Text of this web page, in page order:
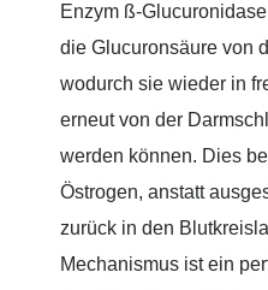
Enzym ß-
die Glucuronsäure von
wodurch sie wieder in
erneut von der
werden können. Dies
Östrogen, anstatt
zurück in den
Mechanismus ist ein